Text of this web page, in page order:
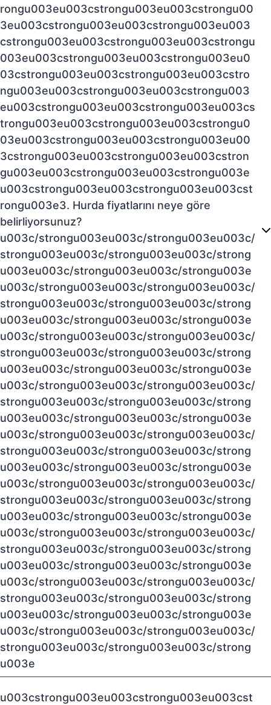
rongu003eu003cstrongu003eu003cstrongu00
3eu003cstrongu003eu003cstrongu003eu003
cstrongu003eu003cstrongu003eu003cstrongu
003eu003cstrongu003eu003cstrongu003eu0
03cstrongu003eu003cstrongu003eu003cstro
ngu003eu003cstrongu003eu003cstrongu003
eu003cstrongu003eu003cstrongu003eu003cs
trongu003eu003cstrongu003eu003cstrongu0
03eu003cstrongu003eu003cstrongu003eu00
3cstrongu003eu003cstrongu003eu003cstron
gu003eu003cstrongu003eu003cstrongu003e
u003cstrongu003eu003cstrongu003eu003cst
rongu003e3. Hurda fiyatlarını neye göre
belirliyorsunuz?
u003c/strongu003eu003c/strongu003eu003c/
strongu003eu003c/strongu003eu003c/strong
u003eu003c/strongu003eu003c/strongu003e
u003c/strongu003eu003c/strongu003eu003c/
strongu003eu003c/strongu003eu003c/strong
u003eu003c/strongu003eu003c/strongu003e
u003c/strongu003eu003c/strongu003eu003c/
strongu003eu003c/strongu003eu003c/strong
u003eu003c/strongu003eu003c/strongu003e
u003c/strongu003eu003c/strongu003eu003c/
strongu003eu003c/strongu003eu003c/strong
u003eu003c/strongu003eu003c/strongu003e
u003c/strongu003eu003c/strongu003eu003c/
strongu003eu003c/strongu003eu003c/strong
u003eu003c/strongu003eu003c/strongu003e
u003c/strongu003eu003c/strongu003eu003c/
strongu003eu003c/strongu003eu003c/strong
u003eu003c/strongu003eu003c/strongu003e
u003c/strongu003eu003c/strongu003eu003c/
strongu003eu003c/strongu003eu003c/strong
u003eu003c/strongu003eu003c/strongu003e
u003c/strongu003eu003c/strongu003eu003c/
strongu003eu003c/strongu003eu003c/strong
u003eu003c/strongu003eu003c/strongu003e
u003c/strongu003eu003c/strongu003eu003c/
strongu003eu003c/strongu003eu003c/strong
u003e
u003cstrongu003eu003cstrongu003eu003cst